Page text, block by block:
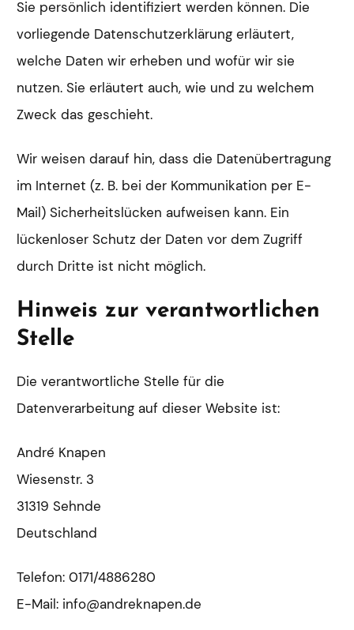
Sie persönlich identifiziert werden können. Die
vorliegende Datenschutzerklärung erläutert,
welche Daten wir erheben und wofür wir sie
nutzen. Sie erläutert auch, wie und zu welchem
Zweck das geschieht.
Wir weisen darauf hin, dass die Datenübertragung
im Internet (z. B. bei der Kommunikation per E-
Mail) Sicherheitslücken aufweisen kann. Ein
lückenloser Schutz der Daten vor dem Zugriff
durch Dritte ist nicht möglich.
Hinweis zur verantwortlichen
Stelle
Die verantwortliche Stelle für die
Datenverarbeitung auf dieser Website ist:
André Knapen
Wiesenstr. 3
31319 Sehnde
Deutschland
Telefon: 0171/4886280
E-Mail: info@andreknapen.de